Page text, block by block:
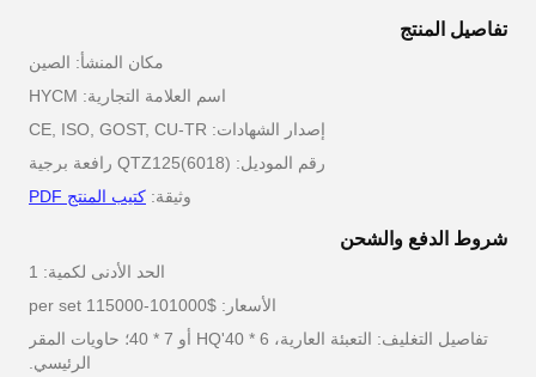
تفاصيل المنتج
مكان المنشأ: الصين
اسم العلامة التجارية: HYCM
إصدار الشهادات: CE, ISO, GOST, CU-TR
رقم الموديل: QTZ125(6018) رافعة برجية
وثيقة: كتيب المنتج PDF
شروط الدفع والشحن
الحد الأدنى لكمية: 1
الأسعار: $101000-115000 per set
تفاصيل التغليف: التعبئة العارية، 6 * 40'HQ أو 7 * 40؛ حاويات المقر
الرئيسي.